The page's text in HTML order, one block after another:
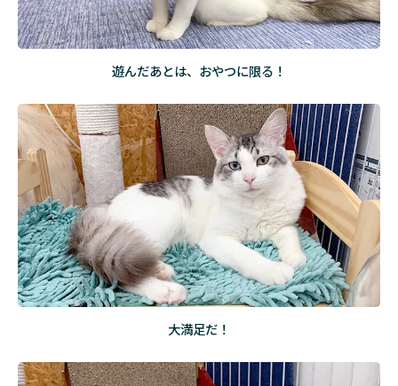
遊んだあとは、おやつに限る！
大満足だ！